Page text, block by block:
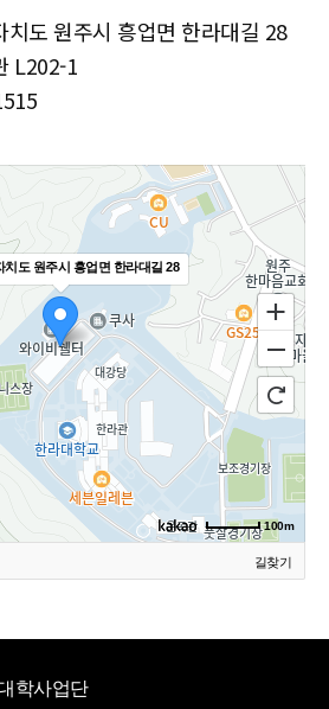
치도 원주시 흥업면 한라대길 28
L202-1
치도 원주시 흥업면 한라대길 28
100m
길찾기
학사업단